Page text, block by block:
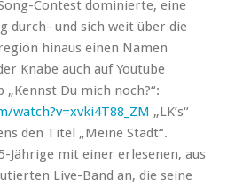
Contest dominierte, eine
durch- und sich weit über die
hinaus einen Namen
Knabe auch auf Youtube
Du mich noch?“:
watch?v=xvki4T88_ZM „LK’s“
den Titel „Meine Stadt“.
Jährige mit einer erlesenen, aus
Live-Band an, die seine